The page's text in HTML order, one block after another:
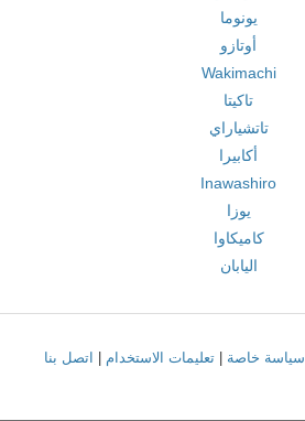
يونوما
أوتازو
Wakimachi
تاكيتا
تاتشياراي
أكابيرا
Inawashiro
يوزا
كاميكاوا
اليابان
سياسة خاصة |تعليمات الاستخدام اتصل بنا